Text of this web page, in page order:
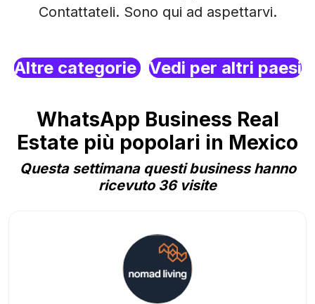
Contattateli. Sono qui ad aspettarvi.
Altre categorie Vedi per altri paesi
WhatsApp Business Real
Estate più popolari in Mexico
Questa settimana questi business hanno
ricevuto 36 visite